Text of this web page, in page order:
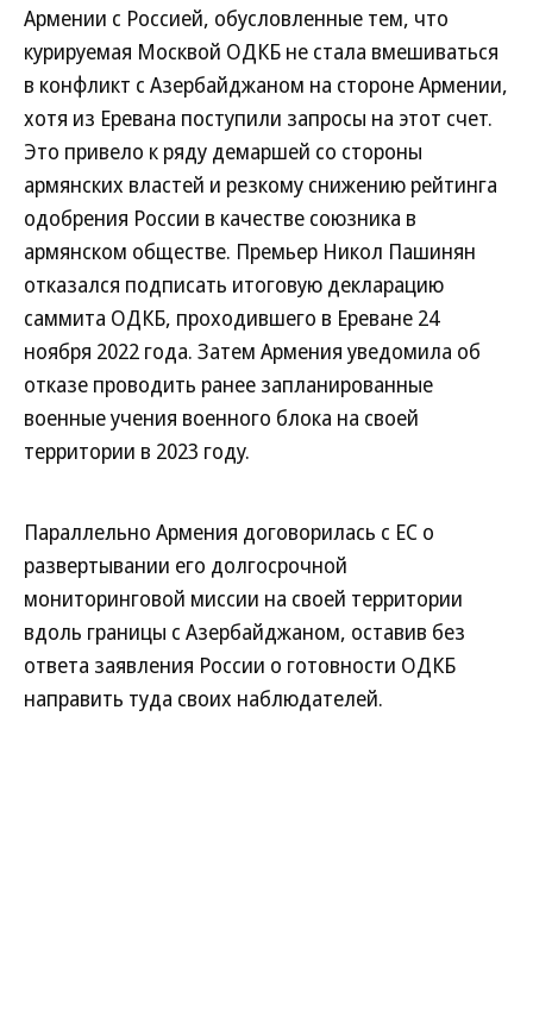
Армении с Россией, обусловленные тем, что
курируемая Москвой ОДКБ не стала вмешиваться
в конфликт с Азербайджаном на стороне Армении,
хотя из Еревана поступили запросы на этот счет.
Это привело к ряду демаршей со стороны
армянских властей и резкому снижению рейтинга
одобрения России в качестве союзника в
армянском обществе. Премьер Никол Пашинян
отказался подписать итоговую декларацию
саммита ОДКБ, проходившего в Ереване 24
ноября 2022 года. Затем Армения уведомила об
отказе проводить ранее запланированные
военные учения военного блока на своей
территории в 2023 году.
Параллельно Армения договорилась с ЕС о
развертывании его долгосрочной
мониторинговой миссии на своей территории
вдоль границы с Азербайджаном, оставив без
ответа заявления России о готовности ОДКБ
направить туда своих наблюдателей.